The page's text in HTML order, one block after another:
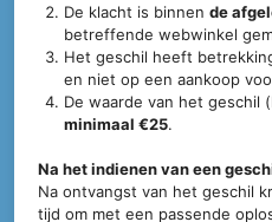
De klacht is binnende
betreffende webwinkel
Het geschil heeft
en niet op een aankoop
De waarde van het geschil
minimaal €25.
Na het indienen van een
Na ontvangst van het geschil
tijd om met een passende